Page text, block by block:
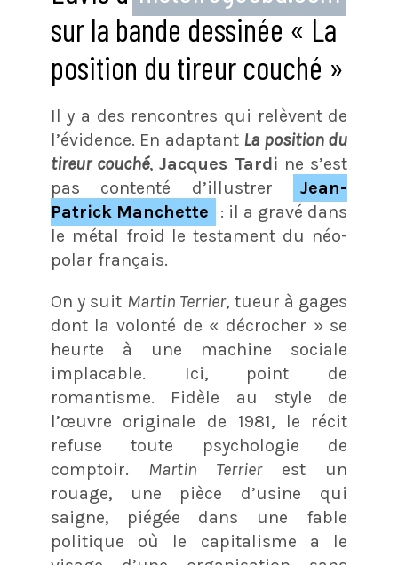
sur la bande dessinée « La
position du tireur couché »
Il y a des rencontres qui relèvent de
l’évidence. En adaptant La position du
tireur couché,Jacques Tardi ne s’est
pas contenté d’illustrer
Jean-
Patrick Manchette
: il a gravé dans
le métal froid le testament du néo-
polar français.
On y suit Martin Terrier, tueur à gages
dont la volonté de « décrocher » se
heurte à une machine sociale
implacable. Ici, point de
romantisme. Fidèle au style de
l’œuvre originale de 1981, le récit
refuse toute psychologie de
comptoir. Martin Terrierest un
rouage, une pièce d’usine qui
saigne, piégée dans une fable
politique où le capitalisme a le